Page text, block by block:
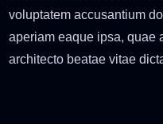
voluptatem accusantium
aperiam eaque ipsa, quae
architecto beatae vitae